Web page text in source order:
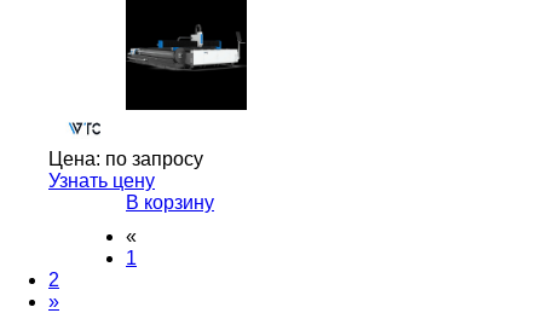
Цена: по запросу
Узнать цену
В корзину
«
1
2
»